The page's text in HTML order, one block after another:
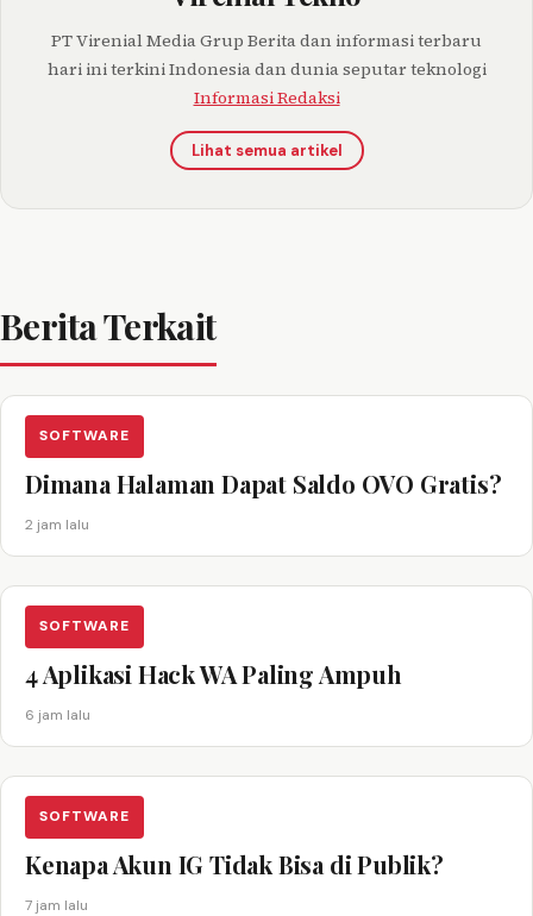
PT Virenial Media Grup Berita dan informasi terbaru
hari ini terkini Indonesia dan dunia seputar teknologi
Informasi Redaksi
Lihat semua artikel
Berita Terkait
SOFTWARE
Dimana Halaman Dapat Saldo OVO Gratis?
2 jam lalu
SOFTWARE
4 Aplikasi Hack WA Paling Ampuh
6 jam lalu
SOFTWARE
Kenapa Akun IG Tidak Bisa di Publik?
7 jam lalu